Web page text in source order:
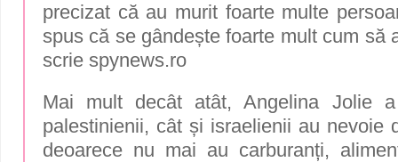
precizat că au murit foarte multe
spus că se gândește foarte mult cum să
scrie spynews.ro
Mai mult decât atât, Angelina Jolie
palestinienii, cât și israelienii au nevoie
deoarece nu mai au carburanți,